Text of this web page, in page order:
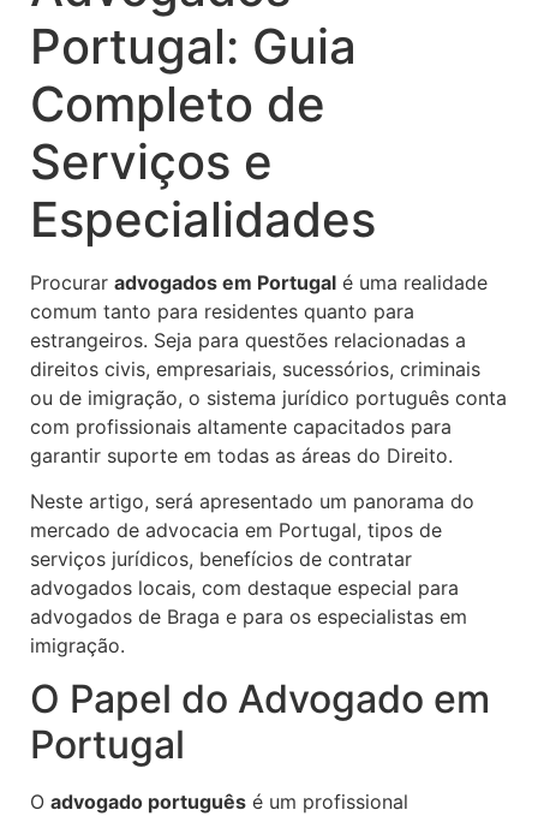
Portugal: Guia
Completo de
Serviços e
Especialidades
Procurar advogados em Portugal é uma realidade
comum tanto para residentes quanto para
estrangeiros. Seja para questões relacionadas a
direitos civis, empresariais, sucessórios, criminais
ou de imigração, o sistema jurídico português conta
com profissionais altamente capacitados para
garantir suporte em todas as áreas do Direito.
Neste artigo, será apresentado um panorama do
mercado de advocacia em Portugal, tipos de
serviços jurídicos, benefícios de contratar
advogados locais, com destaque especial para
advogados de Braga e para os especialistas em
imigração.
O Papel do Advogado em
Portugal
O advogado português é um profissional